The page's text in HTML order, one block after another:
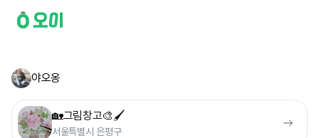
야오옹
🏡그림창고🎨🖌
서울특별시 은평구